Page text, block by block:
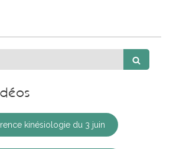
kinésiologie du 3 juin